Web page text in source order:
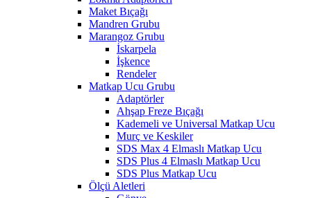
Maket Bıçağı
Mandren Grubu
Marangoz Grubu
İskarpela
İşkence
Rendeler
Matkap Ucu Grubu
Adaptörler
Ahşap Freze Bıçağı
Kademeli ve Universal Matkap Ucu
Murç ve Keskiler
SDS Max 4 Elmaslı Matkap Ucu
SDS Plus 4 Elmaslı Matkap Ucu
SDS Plus Matkap Ucu
Ölçü Aletleri